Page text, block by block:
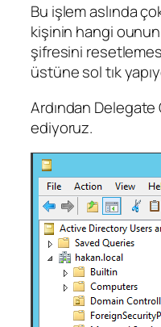
Bu işlem aslında
kişinin hangi ounun
şifresini
üstüne sol tık
Ardından Delegate
ediyoruz.